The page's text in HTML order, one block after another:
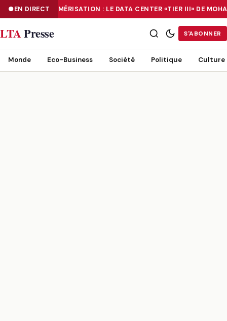
EN DIRECTNUMÉRISATION : LE DATA CENTER «TIER III» DE
NUMÉRISATION : LE DATA CENTER «TIER III» DE MOHAMMADIA, UN
LTAPresse S'ABONNER
Monde Eco-Business Société Politique Culture